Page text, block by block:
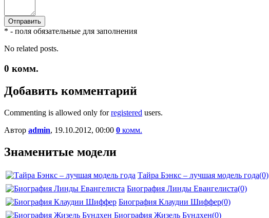
* - поля обязательные для заполнения
No related posts.
0 комм.
Добавить комментарий
Commenting is allowed only forregistered users.
Автор admin, 19.10.2012, 00:00 0 комм.
Знаменитые модели
Тайра Бэнкс – лучшая модель года(0)
Биография Линды Евангелиста(0)
Биография Клаудии Шиффер(0)
Биография Жизель Бундхен(0)